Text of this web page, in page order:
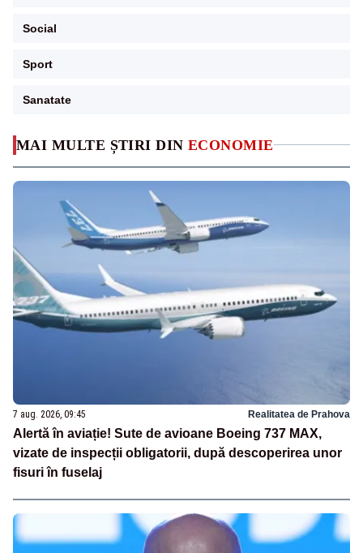
MAI MULTE ȘTIRI DIN ECONOMIE
7 aug. 2026, 09:45 Realitatea de Prahova
Alertă în aviație! Sute de avioane Boeing 737 MAX,
vizate de inspecții obligatorii, după descoperirea unor
fisuri în fuselaj
Social
Sport
Sanatate